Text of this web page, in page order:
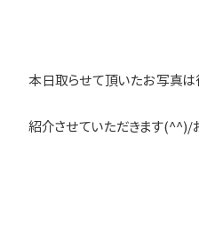
本日取らせて頂いたお写真
紹介させていただきます(^^)/